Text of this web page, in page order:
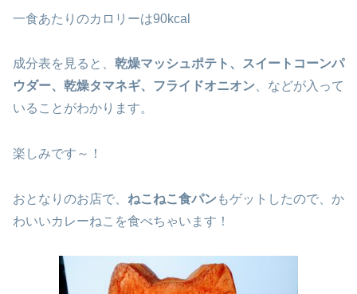
一食あたりのカロリーは90kcal
成分表を見ると、 乾燥マッシュポテト、スイートコーンパ
ウダー、乾燥タマネギ、フライドオニオン、などが入って
いることがわかります。
楽しみです～！
おとなりのお店で、 ねこねこ食パン もゲットしたので、か
わいいカレーねこを食べちゃいます！